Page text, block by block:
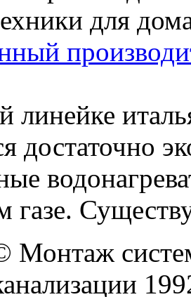
линейке
достаточно
газе.
Монтаж